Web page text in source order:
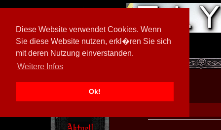
Diese Website verwendet Cookies. Wenn
Sie diese Website nutzen, erkl�ren Sie sich
mit deren Nutzung einverstanden.
Weitere Infos
Ok!
[ 594026/M3]